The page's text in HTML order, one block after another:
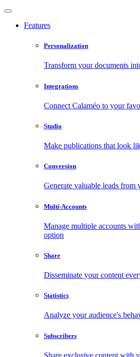
Features
Personalization
Transform your documents
Integrations
Connect Calaméo to your
Studio
Make publications that look
Conversion
Generate valuable leads from
Multi-Accounts
Manage multiple accounts
option
Share
Disseminate your content
Statistics
Analyze your audience's
Subscribers
Share exclusive content with